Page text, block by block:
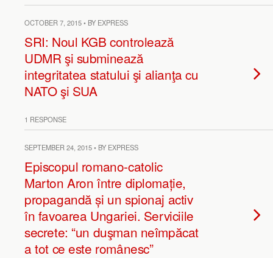
OCTOBER 7, 2015 • BY EXPRESS
SRI: Noul KGB controlează
UDMR şi subminează
integritatea statului şi alianţa cu
NATO şi SUA
1 RESPONSE
SEPTEMBER 24, 2015 • BY EXPRESS
Episcopul romano-catolic
Marton Aron între diplomație,
propagandă și un spionaj activ
în favoarea Ungariei. Serviciile
secrete: “un duşman neîmpăcat
a tot ce este românesc”